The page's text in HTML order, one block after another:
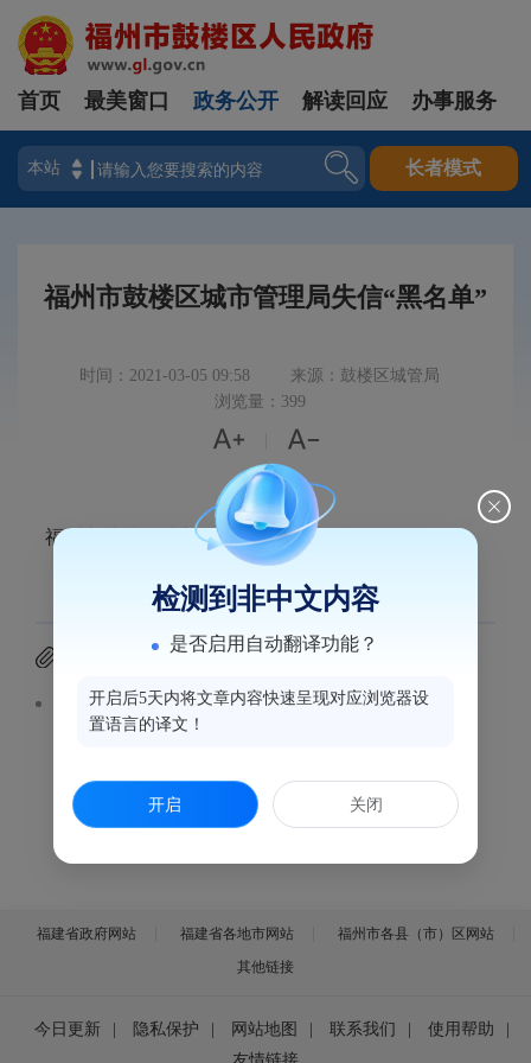
登录
首页 最美窗口 政务公开 解读回应 办事服务
长者模式
福州市鼓楼区城市管理局失信“黑名单”
时间：2021-03-05 09:58
来源：鼓楼区城管局
浏览量：399
 
福州市鼓楼区城市管理局失信“黑名单”
福州市鼓楼区城市管理局失信“黑名单”.xlsx
福建省政府网站 福建省各地市网站
福州市各县（市）区网站
其他链接
今日更新 隐私保护 网站地图 联系我们 使用帮助
检测到非中文内容
是否启用自动翻译功能？
开启后5天内将文章内容快速呈现对应浏览器设
置语言的译文！
开启 关闭